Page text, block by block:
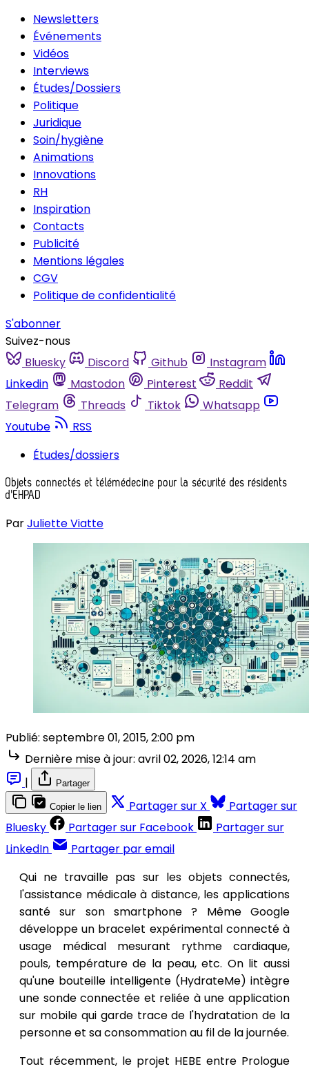
Newsletters
Événements
Vidéos
Interviews
Études/Dossiers
Politique
Juridique
Soin/hygiène
Animations
Innovations
RH
Inspiration
Contacts
Publicité
Mentions légales
CGV
Politique de confidentialité
S'abonner
Suivez-nous
Bluesky
Discord Github
Instagram
Linkedin
Mastodon Pinterest
Reddit
Telegram
Threads Tiktok
Whatsapp
Youtube
RSS
Études/dossiers
Objets connectés et télémédecine pour la sécurité des résidents
d'EHPAD
ParJuliette Viatte
Publié: septembre 01, 2015, 2:00 pm
Dernière mise à jour: avril 02, 2026, 12:14 am
|
Partager
Copier le lien Partager sur X
Partager sur
Bluesky
Partager sur Facebook
Partager sur
LinkedIn
Partager par email
Qui ne travaille pas sur les objets connectés,
l'assistance médicale à distance, les applications
santé sur son smartphone ? Même Google
développe un bracelet expérimental connecté à
usage médical mesurant rythme cardiaque,
pouls, température de la peau, etc. On lit aussi
qu'une bouteille intelligente (HydrateMe) intègre
une sonde connectée et reliée à une application
sur mobile qui garde trace de l'hydratation de la
personne et sa consommation au fil de la journée.
Tout récemment, le projet HEBE entre Prologue